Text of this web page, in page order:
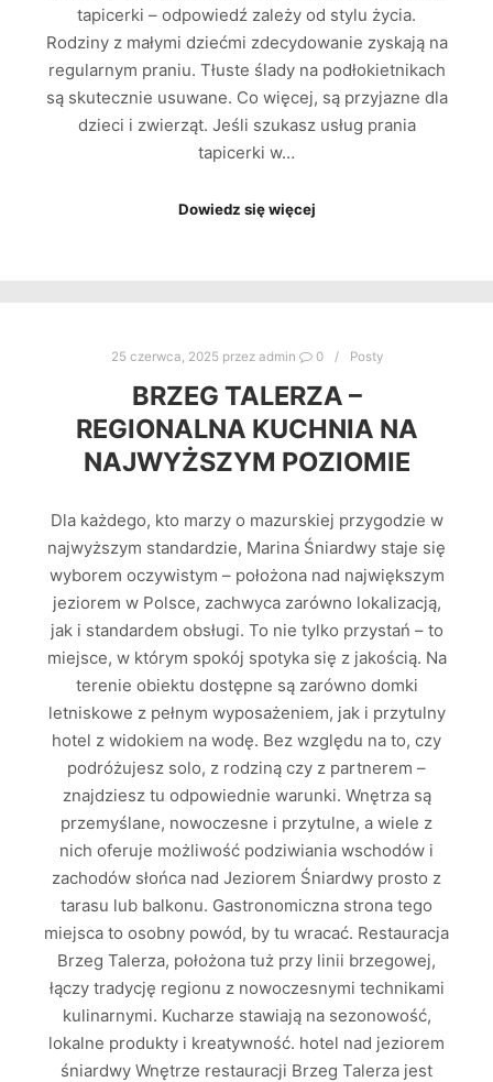
tapicerki – odpowiedź zależy od stylu życia.
Rodziny z małymi dziećmi zdecydowanie zyskają na
regularnym praniu. Tłuste ślady na podłokietnikach
są skutecznie usuwane. Co więcej, są przyjazne dla
dzieci i zwierząt. Jeśli szukasz usług prania
tapicerki w…
Dowiedz się więcej
25 czerwca, 2025 przez admin 0 Posty
BRZEG TALERZA –
REGIONALNA KUCHNIA NA
NAJWYŻSZYM POZIOMIE
Dla każdego, kto marzy o mazurskiej przygodzie w
najwyższym standardzie, Marina Śniardwy staje się
wyborem oczywistym – położona nad największym
jeziorem w Polsce, zachwyca zarówno lokalizacją,
jak i standardem obsługi. To nie tylko przystań – to
miejsce, w którym spokój spotyka się z jakością. Na
terenie obiektu dostępne są zarówno domki
letniskowe z pełnym wyposażeniem, jak i przytulny
hotel z widokiem na wodę. Bez względu na to, czy
podróżujesz solo, z rodziną czy z partnerem –
znajdziesz tu odpowiednie warunki. Wnętrza są
przemyślane, nowoczesne i przytulne, a wiele z
nich oferuje możliwość podziwiania wschodów i
zachodów słońca nad Jeziorem Śniardwy prosto z
tarasu lub balkonu. Gastronomiczna strona tego
miejsca to osobny powód, by tu wracać. Restauracja
Brzeg Talerza, położona tuż przy linii brzegowej,
łączy tradycję regionu z nowoczesnymi technikami
kulinarnymi. Kucharze stawiają na sezonowość,
lokalne produkty i kreatywność. hotel nad jeziorem
śniardwy Wnętrze restauracji Brzeg Talerza jest